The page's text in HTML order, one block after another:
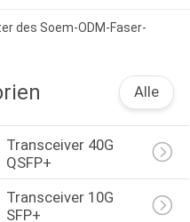
des Soem-ODM-Faser-
Alle
Transceiver 40G
QSFP+
Transceiver 10G
SFP+